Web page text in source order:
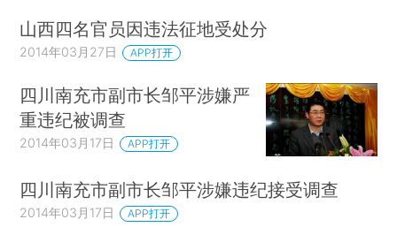
山西四名官员因违法征地受处分
2014年03月27日 APP打开
四川南充市副市长邹平涉嫌严
重违纪被调查
2014年03月17日 APP打开
四川南充市副市长邹平涉嫌违纪接受调查
2014年03月17日 APP打开